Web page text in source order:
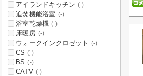
アイランドキッチン (-)
追焚機能浴室 (-)
浴室乾燥機 (-)
床暖房 (-)
ウォークインクロゼット (-)
CS (-)
BS (-)
CATV (-)